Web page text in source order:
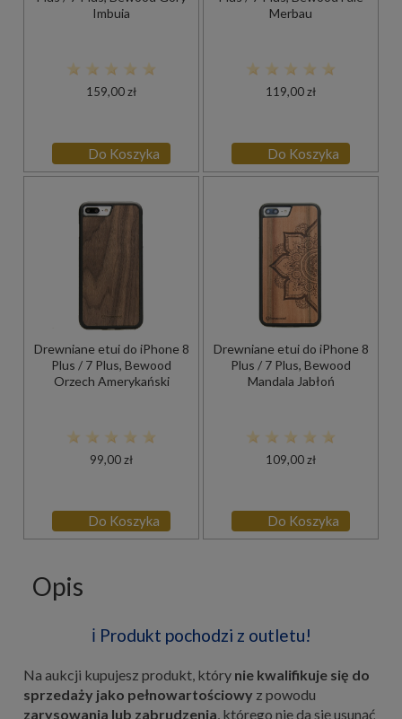
Imbuia
159,00 zł
Do Koszyka
Merbau
119,00 zł
Do Koszyka
Drewniane etui do iPhone 8
Plus / 7 Plus, Bewood
Orzech Amerykański
99,00 zł
Do Koszyka
Drewniane etui do iPhone 8
Plus / 7 Plus, Bewood
Mandala Jabłoń
109,00 zł
Do Koszyka
Opis
ℹ️ Produkt pochodzi z outletu!
Na aukcji kupujesz produkt, który nie kwalifikuje się do
sprzedaży jako pełnowartościowy z powodu
zarysowania lub zabrudzenia , którego nie da się usunąć